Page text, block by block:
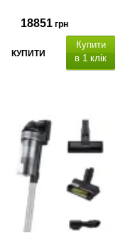
18851 грн
КУПИТИ
Купити
в 1 клік